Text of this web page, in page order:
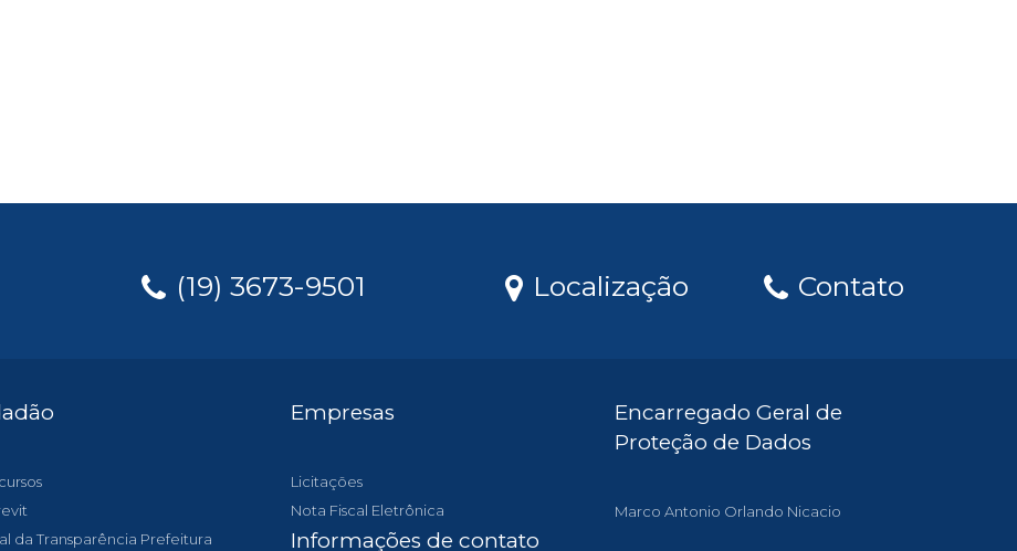
(19) 3673-9501 Localização Contato
da Transparência Prefeitura
Empresas
Licitações
Nota Fiscal Eletrônica
Encarregado Geral de
Proteção de Dados
Marco Antonio Orlando Nicacio
Informações de contato